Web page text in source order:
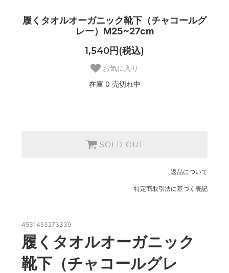
履くタオルオーガニック靴下（チャコールグ
レー）M25~27cm
1,540円(税込)
お気に入り
在庫 0 売切れ中
SOLD OUT
返品について
特定商取引法に基づく表記
4531453273339
履くタオルオーガニック
靴下（チャコールグレ